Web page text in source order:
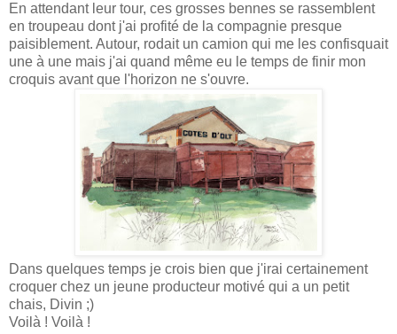
En attendant leur tour, ces grosses bennes se rassemblent
en troupeau dont j'ai profité de la compagnie presque
paisiblement. Autour, rodait un camion qui me les confisquait
une à une mais j'ai quand même eu le temps de finir mon
croquis avant que l'horizon ne s'ouvre.
Dans quelques temps je crois bien que j'irai certainement
croquer chez un jeune producteur motivé qui a un petit
chais, Divin ;)
Voilà ! Voilà !